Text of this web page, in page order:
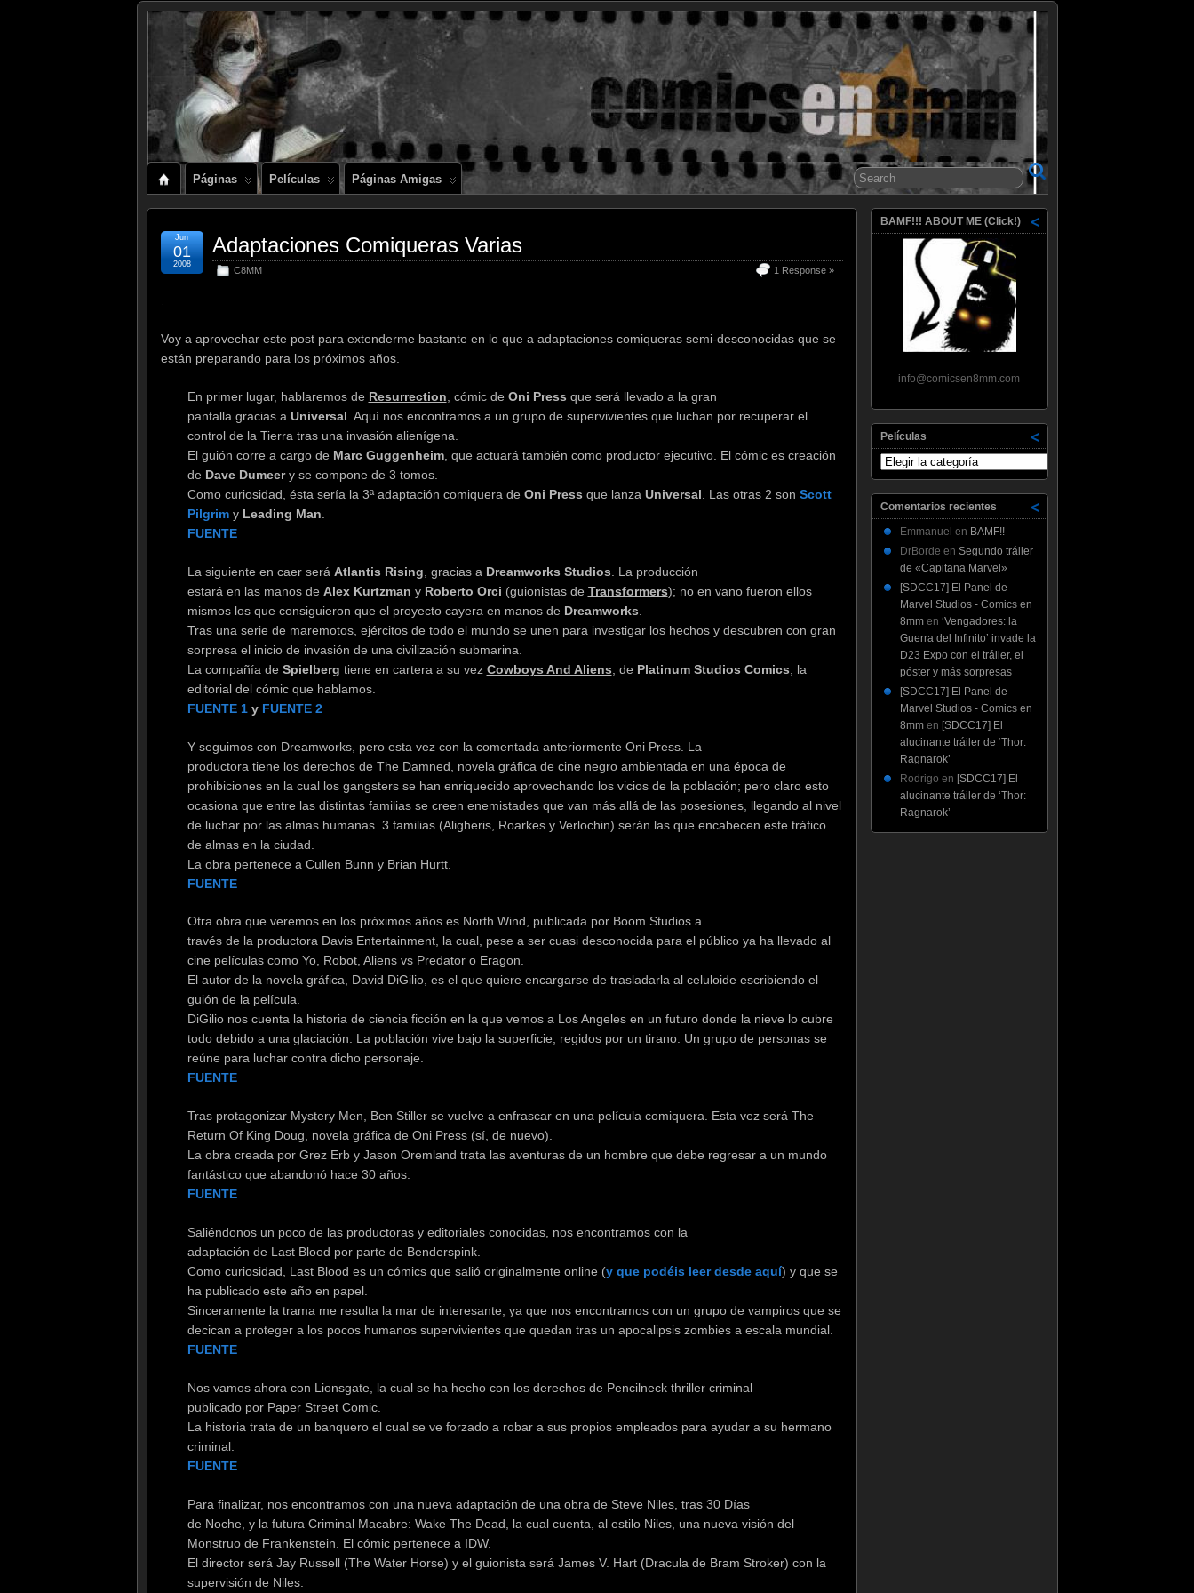
Comics en 8mm
Páginas Películas Páginas Amigas
Adaptaciones Comiqueras Varias
C8MM 1 Response »
Jun
01
2008
Voy a aprovechar este post para extenderme bastante en lo que a adaptaciones comiqueras semi-desconocidas que se
están preparando para los próximos años.
En primer lugar, hablaremos de Resurrection , cómic de Oni Press que será llevado a la gran
pantalla gracias a Universal . Aquí nos encontramos a un grupo de supervivientes que luchan por recuperar el
control de la Tierra tras una invasión alienígena.
El guión corre a cargo de Marc Guggenheim, que actuará también como productor ejecutivo. El cómic es creación
de Dave Dumeery se compone de 3 tomos.
Como curiosidad, ésta sería la 3ª adaptación comiquera de Oni Press que lanza Universal . Las otras 2 son Scott
Pilgrimy Leading Man
FUENTE
La siguiente en caer será Atlantis Rising , gracias a Dreamworks Studios . La producción
estará en las manos de Alex Kurtzman y Roberto Orci (guionistas de Transformers); no en vano fueron ellos
mismos los que consiguieron que el proyecto cayera en manos de Dreamworks
Tras una serie de maremotos, ejércitos de todo el mundo se unen para investigar los hechos y descubren con gran
sorpresa el inicio de invasión de una civilización submarina.
La compañía de Spielberg tiene en cartera a su vez Cowboys And Aliens , de Platinum Studios Comics , la
editorial del cómic que hablamos.
FUENTE 1y FUENTE 2
Y seguimos con Dreamworks, pero esta vez con la comentada anteriormente Oni Press. La
productora tiene los derechos de The Damned, novela gráfica de cine negro ambientada en una época de
prohibiciones en la cual los gangsters se han enriquecido aprovechando los vicios de la población; pero claro esto
ocasiona que entre las distintas familias se creen enemistades que van más allá de las posesiones, llegando al nivel
de luchar por las almas humanas. 3 familias (Aligheris, Roarkes y Verlochin) serán las que encabecen este tráfico
de almas en la ciudad.
La obra pertenece a Cullen Bunn y Brian Hurtt.
FUENTE
Otra obra que veremos en los próximos años es North Wind, publicada por Boom Studios a
través de la productora Davis Entertainment, la cual, pese a ser cuasi desconocida para el público ya ha llevado al
cine películas como Yo, Robot, Aliens vs Predator o Eragon.
El autor de la novela gráfica, David DiGilio, es el que quiere encargarse de trasladarla al celuloide escribiendo el
guión de la película.
DiGilio nos cuenta la historia de ciencia ficción en la que vemos a Los Angeles en un futuro donde la nieve lo cubre
todo debido a una glaciación. La población vive bajo la superficie, regidos por un tirano. Un grupo de personas se
reúne para luchar contra dicho personaje.
FUENTE
Tras protagonizar Mystery Men, Ben Stiller se vuelve a enfrascar en una película comiquera. Esta vez será The
Return Of King Doug, novela gráfica de Oni Press (sí, de nuevo).
La obra creada por Grez Erb y Jason Oremland trata las aventuras de un hombre que debe regresar a un mundo
fantástico que abandonó hace 30 años.
FUENTE
Saliéndonos un poco de las productoras y editoriales conocidas, nos encontramos con la
adaptación de Last Blood por parte de Benderspink.
Como curiosidad, Last Blood es un cómics que salió originalmente online (y que podéis leer desde aquí) y que se
ha publicado este año en papel.
Sinceramente la trama me resulta la mar de interesante, ya que nos encontramos con un grupo de vampiros que se
decican a proteger a los pocos humanos supervivientes que quedan tras un apocalipsis zombies a escala mundial.
FUENTE
Nos vamos ahora con Lionsgate, la cual se ha hecho con los derechos de Pencilneck thriller criminal
publicado por Paper Street Comic.
La historia trata de un banquero el cual se ve forzado a robar a sus propios empleados para ayudar a su hermano
criminal.
FUENTE
Para finalizar, nos encontramos con una nueva adaptación de una obra de Steve Niles, tras 30 Días
de Noche, y la futura Criminal Macabre: Wake The Dead, la cual cuenta, al estilo Niles, una nueva visión del
Monstruo de Frankenstein. El cómic pertenece a IDW.
El director será Jay Russell (The Water Horse) y el guionista será James V. Hart (Dracula de Bram Stroker) con la
supervisión de Niles.
BAMF!!! ABOUT ME (Click!)
info@comicsen8mm.com
Películas
Películas
Comentarios recientes
Emmanuel en BAMF!!
DrBorde en Segundo tráiler
de «Capitana Marvel»
[SDCC17] El Panel de
Marvel Studios - Comics en
8mmen ‘Vengadores: la
Guerra del Infinito’ invade la
D23 Expo con el tráiler, el
póster y más sorpresas
[SDCC17] El Panel de
Marvel Studios - Comics en
8mmen [SDCC17] El
alucinante tráiler de ‘Thor:
Ragnarok’
Rodrigo en [SDCC17] El
alucinante tráiler de ‘Thor:
Ragnarok’